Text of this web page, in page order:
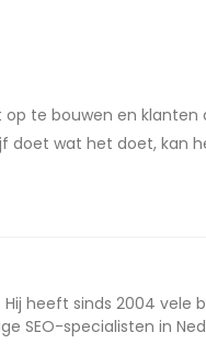
te bouwen en klanten
doet wat het doet, kan
heeft sinds 2004 vele
SEO-specialisten in